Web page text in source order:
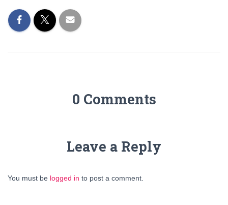
0 Comments
Leave a Reply
You must be logged in to post a comment.